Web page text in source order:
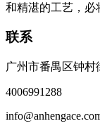
和精湛的工艺，必
联系
广州市番禺区钟村
4006991288